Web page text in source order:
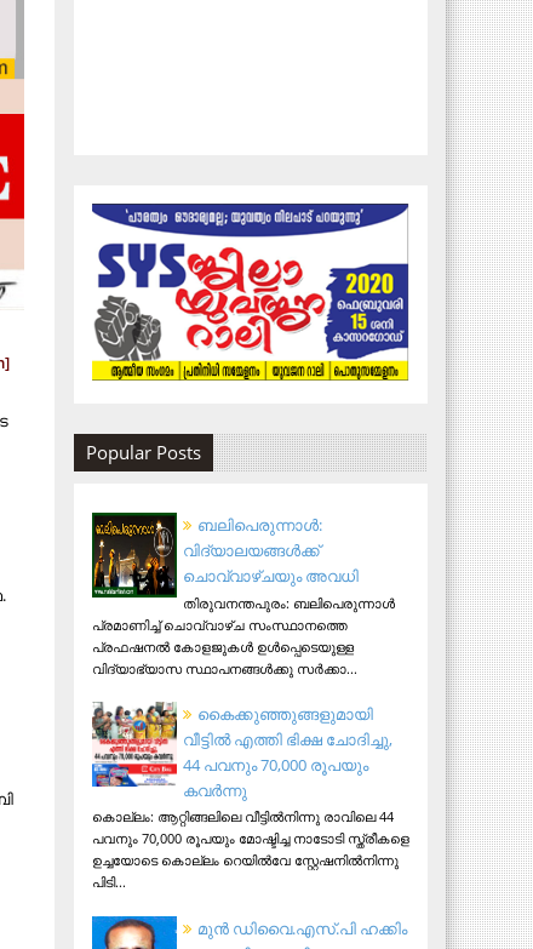
Popular Posts
ബലിപെരുന്നാള്‍:
വിദ്യാലയങ്ങള്‍ക്ക്
ചൊവ്വാഴ്ചയും അവധി
തിരുവനന്തപുരം: ബലിപെരുന്നാള്‍
പ്രമാണിച്ച് ചൊവ്വാഴ്ച സംസ്ഥാനത്തെ
പ്രഫഷനല്‍ കോളജുകള്‍ ഉള്‍പ്പെടെയുള്ള
വിദ്യാഭ്യാസ സ്ഥാപനങ്ങള്‍ക്കു സര്‍ക്കാ...
കൈക്കുഞ്ഞുങ്ങളുമായി
വീട്ടിൽ എത്തി ഭിക്ഷ ചോദിച്ചു,
44 പവനും 70,000 രൂപയും
കവർന്നു
കൊല്ലം: ആറ്റിങ്ങലിലെ വീട്ടിൽനിന്നു രാവിലെ 44
പവനും 70,000 രൂപയും മോഷ്ടിച്ച നാടോടി സ്ത്രീകളെ
ഉച്ചയോടെ കൊല്ലം റെയിൽവേ സ്റ്റേഷനിൽനിന്നു
പിടി...
മുന്‍ ഡിവൈ.എസ്.പി ഹക്കിം